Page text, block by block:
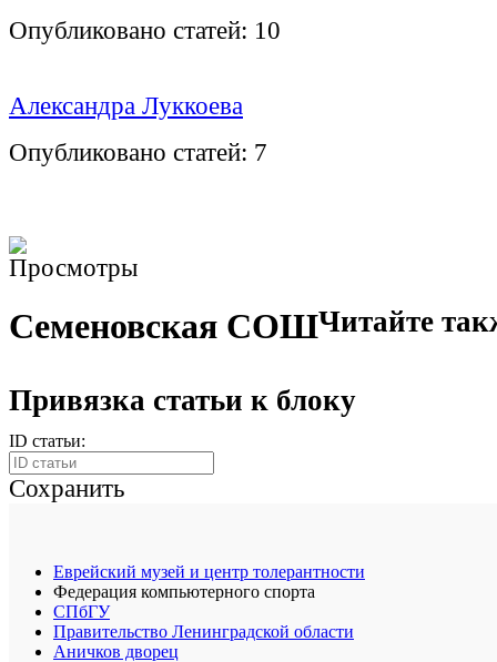
Опубликовано статей: 10
Александра Луккоева
Опубликовано статей: 7
Семеновская СОШЧитайте
Привязка статьи к блоку
ID статьи:
Сохранить
Еврейский музей и центр толерантности
Федерация компьютерного спорта
СПбГУ
Правительство Ленинградской области
Аничков дворец